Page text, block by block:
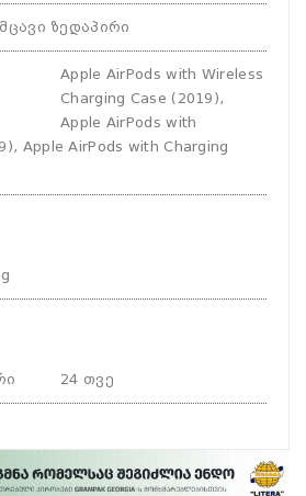
ზედაპირი
Apple AirPods with Wireless
Charging Case (2019),
Apple AirPods with
Apple AirPods with Charging
24 თვე